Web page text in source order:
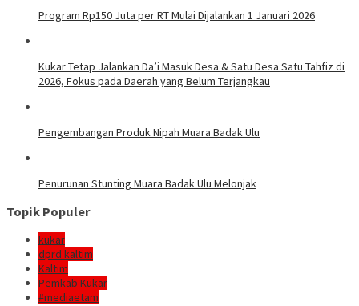
Program Rp150 Juta per RT Mulai Dijalankan 1 Januari 2026
Kukar Tetap Jalankan Da’i Masuk Desa & Satu Desa Satu Tahfiz di
2026, Fokus pada Daerah yang Belum Terjangkau
Pengembangan Produk Nipah Muara Badak Ulu
Penurunan Stunting Muara Badak Ulu Melonjak
Topik Populer
kukar
dprd kaltim
Kaltim
Pemkab Kukar
#mediaetam